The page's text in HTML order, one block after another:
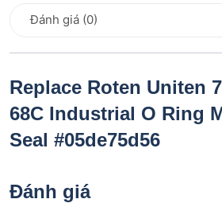
Đánh giá (0)
Replace Roten Uniten
68C Industrial O Ring
Seal #05de75d56
Đánh giá